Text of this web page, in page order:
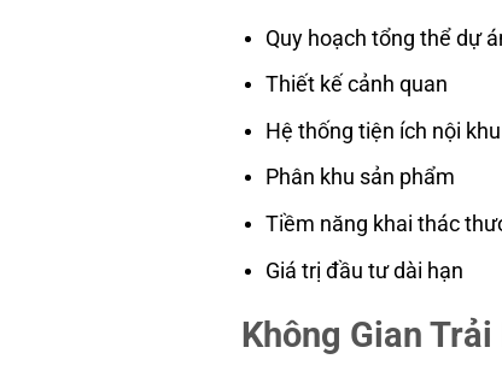
Quy hoạch tổng thể dự
Thiết kế cảnh quan
Hệ thống tiện ích nội khu
Phân khu sản phẩm
Tiềm năng khai thác
Giá trị đầu tư dài hạn
Không Gian